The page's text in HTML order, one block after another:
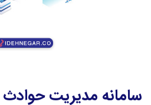
سامانه مديريت